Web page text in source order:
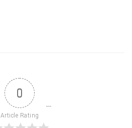
0
Article Rating